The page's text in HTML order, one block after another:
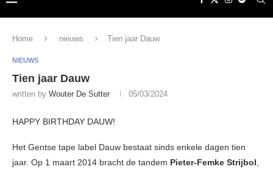
Home nieuws Tien jaar Dauw
NIEUWS
Tien jaar Dauw
written by Wouter De Sutter 05/03/2024
HAPPY BIRTHDAY DAUW!
Het Gentse tape label Dauw bestaat sinds enkele dagen tien
jaar. Op 1 maart 2014 bracht de tandem Pieter-Femke Strijbol,